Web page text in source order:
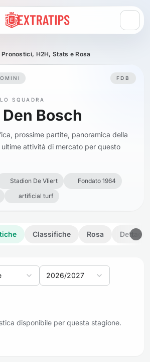
H2H, Stats e Rosa
FDB
SQUADRA
Den Bosch
prossime partite, panoramica della
ultime attività di mercato per questo
Stadion De Vliert
Fondato 1964
artificial turf
Classifiche Rosa Dettagli
2026/2027
disponibile per questa stagione.